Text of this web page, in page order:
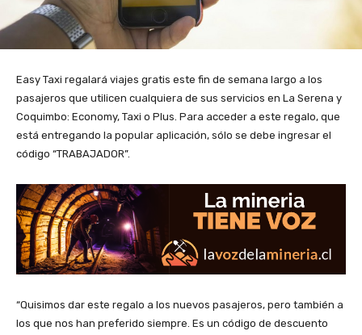
Easy Taxi regalará viajes gratis este fin de semana largo a los
pasajeros que utilicen cualquiera de sus servicios en La Serena y
Coquimbo: Economy, Taxi o Plus. Para acceder a este regalo, que
está entregando la popular aplicación, sólo se debe ingresar el
código “TRABAJADOR”.
“Quisimos dar este regalo a los nuevos pasajeros, pero también a
los que nos han preferido siempre. Es un código de descuento